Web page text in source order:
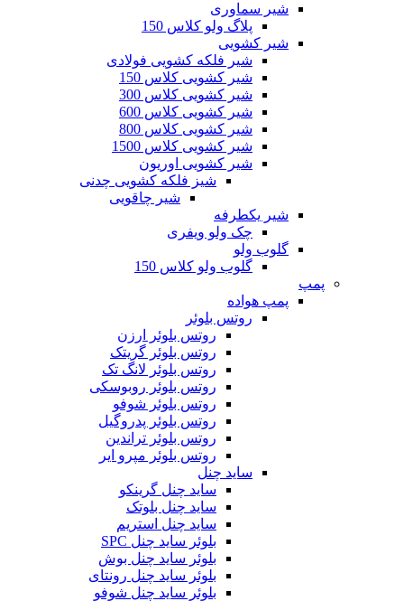
شیر سماوری
پلاگ ولو کلاس 150
شیر کشویی
شیر فلکه کشویی فولادی
شیر کشویی کلاس 150
شیر کشویی کلاس 300
شیر کشویی کلاس 600
شیر کشویی کلاس 800
شیر کشویی کلاس 1500
شیر کشویی اوریون
شیز فلکه کشویی چدنی
شیر چاقویی
شیر یکطرفه
چک ولو ویفری
گلوب ولو
گلوب ولو کلاس 150
پمپ
پمپ هواده
روتس بلوئر
روتس بلوئر ارزن
روتس بلوئر گریتک
روتس بلوئر لانگ تک
روتس بلوئر روبوسکی
روتس بلوئر شوفو
روتس بلوئر پدروگیل
روتس بلوئر تراندین
روتس بلوئر مپرو ایر
ساید چنل
ساید چنل گرینکو
ساید چنل بلوتک
ساید چنل استریم
بلوئر ساید چنل SPC
بلوئر ساید چنل بوش
بلوئر ساید چنل رونتای
بلوئر ساید چنل شوفو